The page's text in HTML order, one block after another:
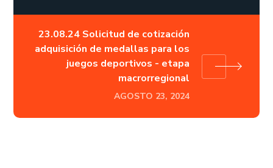
23.08.24 Solicitud de cotización
adquisición de medallas para los
juegos deportivos - etapa
macrorregional
AGOSTO 23, 2024